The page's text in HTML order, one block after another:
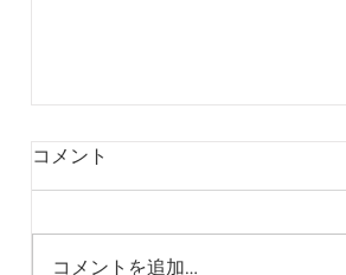
コメント
コメントを追加…